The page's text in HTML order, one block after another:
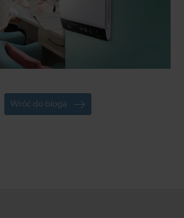
Wróć do bloga